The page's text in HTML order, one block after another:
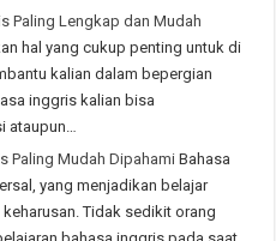
Paling Lengkap dan Mudah
hal yang cukup penting untuk di
kalian dalam bepergian
inggris kalian bisa
ataupun…
Paling Mudah Dipahami Bahasa
yang menjadikan belajar
Tidak sedikit orang